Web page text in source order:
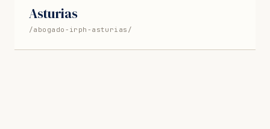
Asturias
/abogado-irph-asturias/